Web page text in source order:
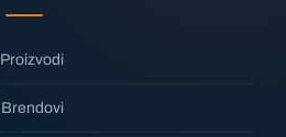
Proizvodi
Brendovi